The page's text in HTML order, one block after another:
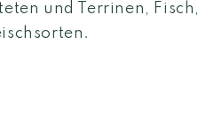
und Terrinen,